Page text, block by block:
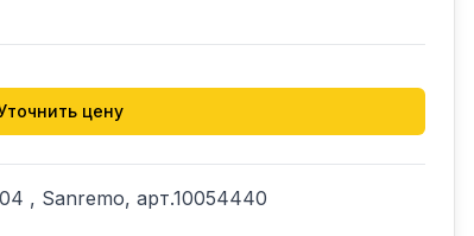
цену
, Sanremo, арт.10054440